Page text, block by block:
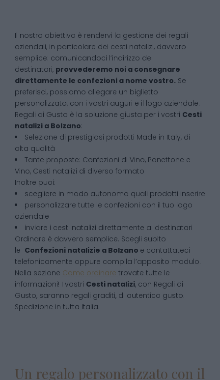
Il nostro obiettivo è rendervi la gestione dei regali
aziendali, in particolare dei cesti natalizi, davvero
semplice: comunicandoci l’indirizzo dei
destinatari, provvederemo noi a consegnare
direttamente le confezioni a nome vostro. Se
preferisci, possiamo allegare un biglietto
personalizzato, con i vostri auguri e il logo aziendale.
Regali di Gusto è la soluzione giusta per i vostri Cesti
natalizi a Bolzano:
Selezione di prestigiosi prodotti Made in Italy, di
alta qualità
Tante proposte: Confezioni di Vino, Panettone e
Vino, Cesti natalizi di diverso formato
Inoltre puoi:
scegliere in modo autonomo quali prodotti inserire
personalizzare tutte le confezioni con il tuo logo
aziendale
inviare i cesti natalizi direttamente ai destinatari
Ordinare è davvero semplice. Scegli subito
le Confezioni natalizie a Bolzano e contattateci
telefonicamente oppure compila l’apposito modulo.
Nella sezione Come ordinare trovate tutte le
informazioni! I vostri Cesti natalizi, con Regali di
Gusto, saranno regali graditi, di autentico gusto.
Spedizione in tutta Italia.
Un regalo personalizzato con il